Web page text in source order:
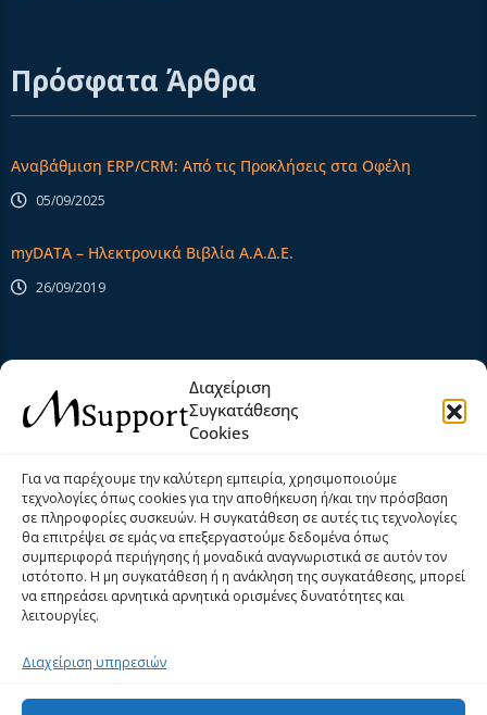
Διαχείριση
Συγκατάθεσης
Cookies
Για να παρέχουμε την καλύτερη εμπειρία, χρησιμοποιούμε
τεχνολογίες όπως cookies για την αποθήκευση ή/και την πρόσβαση
σε πληροφορίες συσκευών. Η συγκατάθεση σε αυτές τις τεχνολογίες
θα επιτρέψει σε εμάς να επεξεργαστούμε δεδομένα όπως
συμπεριφορά περιήγησης ή μοναδικά αναγνωριστικά σε αυτόν τον
ιστότοπο. Η μη συγκατάθεση ή η ανάκληση της συγκατάθεσης, μπορεί
να επηρεάσει αρνητικά αρνητικά ορισμένες δυνατότητες και
λειτουργίες.
Διαχείριση υπηρεσιών
Πρόσφατα Άρθρα
Αναβάθμιση ERP/CRM: Από τις Προκλήσεις στα Οφέλη
05/09/2025
myDATA – Ηλεκτρονικά Βιβλία Α.Α.Δ.Ε.
26/09/2019
Extra Links
Αρχική
Σχετικά Με Εμάς
Προϊόντα
Υπηρεσίες
Νέα
Help Desk
Επικοινωνία
Όροι και Προϋποθέσεις